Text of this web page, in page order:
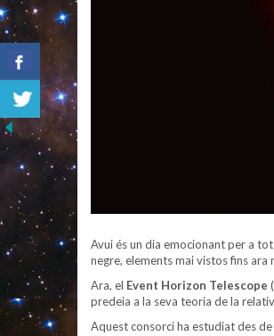
Avui és un dia emocionant per a
negre, elements mai vistos fins
Ara, el Event Horizon Telescope (
predeia a la seva teoria de la
Aquest consorci ha estudiat des